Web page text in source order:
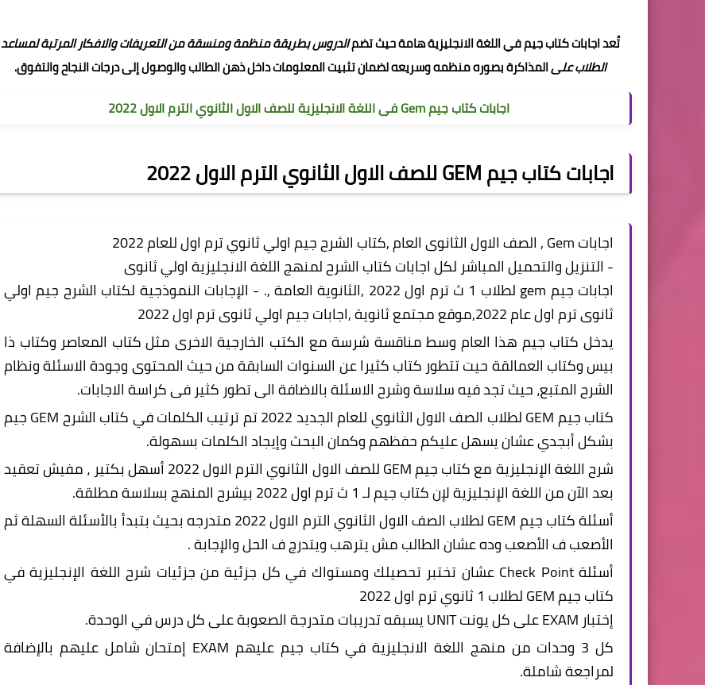
تُعد اجابات كتاب جيم في اللغة الانجليزية هامة حيث تضمالدروس بطريقة منظمة ومنسقة من التعريفات والافكار المرتبة لمساعد
الطلاب علىالمذاكرة بصوره منظمه وسريعه لضمان تثبيت المعلومات داخل ذهن الطالب والوصول إلى درجات النجاح والتفوق.
اجابات كتاب جيم Gem فى اللغة الانجليزية للصف الاول الثانوي الترم الاول 2022
اجابات كتاب جيم GEM للصف الاول الثانوي الترم الاول 2022
اجابات Gem , الصف الاول الثانوى العام ,كتاب الشرح جيم اولي ثانوي ترم اول للعام 2022
- التنزيل والتحميل المباشر لكل اجابات كتاب الشرح لمنهج اللغة الانجليزية اولي ثانوى
اجابات جيم gem لطلاب 1 ث ترم اول 2022 ,الثانوية العامة ,. - الإجابات النموذجية لكتاب الشرح جيم اولي
ثانوى ترم اول عام 2022,موقع مجتمع ثانوية ,اجابات جيم اولي ثانوى ترم اول
2022
يدخل كتاب جيم هذا العام وسط مناقسة شرسة مع الكتب الخارجية الاخرى مثل كتاب المعاصر وكتاب ذا
بيس وكتاب العمالقة حيت تتطور كتاب كثيرا عن السنوات السابقة من حيث المحتوى وجودة الاسئلة ونظام
الشرح المتبع، حيث تجد فيه سلاسة وشرح الاسئلة بالاضافة الى تطور كثير فى كراسة الاجابات.
كتاب جيم GEM لطلاب الصف الاول الثانوي للعام الجديد 2022 تم ترتيب الكلمات في كتاب الشرح GEM جيم
بشكل أبجدي عشان يسهل عليكم حفظهم وكمان البحث وإيجاد الكلمات بسهولة.
شرح اللغة الإنجليزية مع كتاب جيم GEM للصف الاول الثانوي الترم الاول 2022 أسهل بكتير ، مفيش تعقيد
بعد الآن من اللغة الإنجليزية لإن كتاب جيم لـ 1 ث ترم اول 2022 بيشرح المنهج بسلاسة مطلقة.
أسئلة كتاب جيم GEM لطلاب الصف الاول الثانوي الترم الاول 2022 متدرجه بحيث بتبدأ بالأسئلة السهلة ثم
الأصعب ف الأصعب وده عشان الطالب مش يترهب ويتدرج ف الحل والإجابة .
أسئلة Check Point عشان تختبر تحصيلك ومستواك في كل جزئية من جزئيات شرح اللغة الإنجليزية في
كتاب جيم GEM لطلاب 1 ثانوي ترم
اول 2022
إختبار EXAM على كل يونت UNIT يسبقه تدريبات متدرجة الصعوبة على كل درس في الوحدة.
كل 3 وحدات من منهج اللغة الانجليزية في كتاب جيم عليهم EXAM إمتحان شامل عليهم بالإضافة
لمراجعة شاملة.